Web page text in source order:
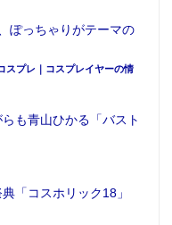
ぽっちゃりがテーマの
スプレ｜コスプレイヤーの情
も青山ひかる「バスト
「コスホリック18」